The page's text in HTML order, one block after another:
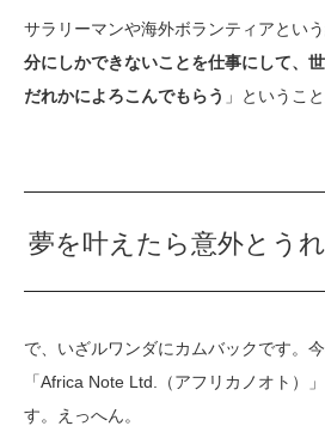
サラリーマンや海外ボランティアとい
分にしかできないことを仕事にして、
だれかによろこんでもらう 」というこ
夢を叶えたら意外とう
で、いざルワンダにカムバックです。
「Africa Note Ltd.（アフリカノオト）
す。えっへん。